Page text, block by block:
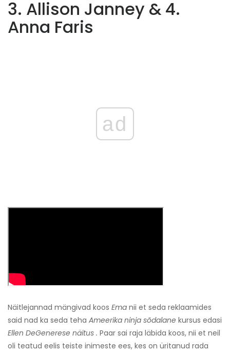
3. Allison Janney & 4.
Anna Faris
ad
Näitlejannad mängivad koos Ema nii et seda reklaamides
said nad ka seda teha Ameerika ninja sõdalane kursus edasi
Ellen DeGenerese näitus . Paar sai raja läbida koos, nii et neil
oli teatud eelis teiste inimeste ees, kes on üritanud rada